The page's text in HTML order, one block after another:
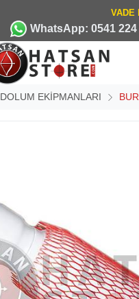
WhatsApp: 0541 224
DOLUM EKİPMANLARI